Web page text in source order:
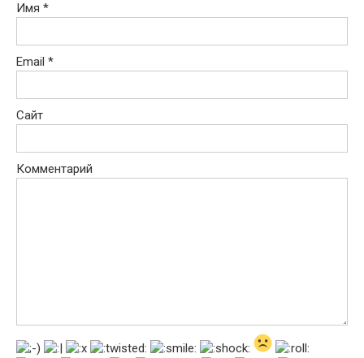
Имя *
Email *
Сайт
Комментарий